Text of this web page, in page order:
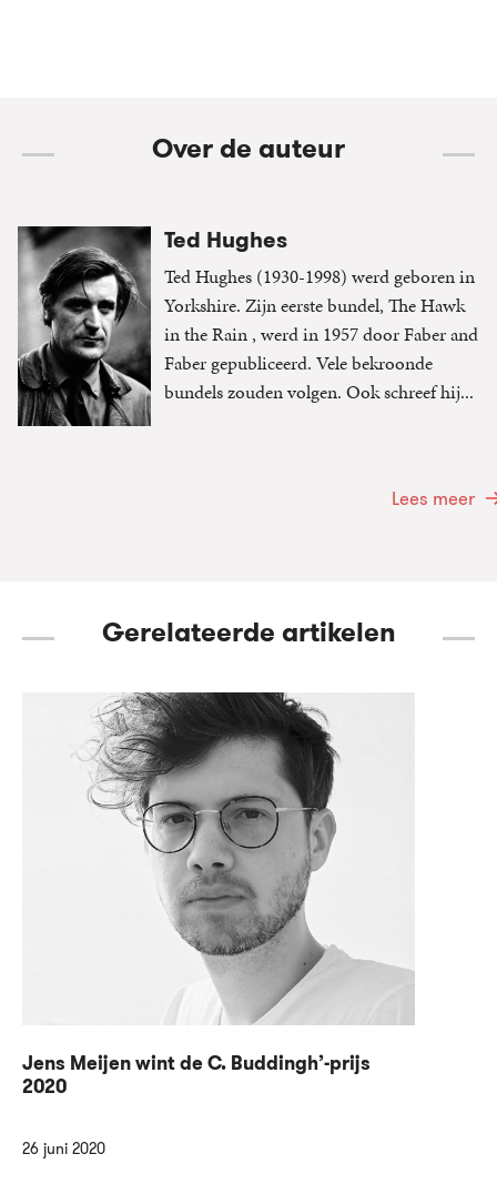
Over de auteur
Ted Hughes
Ted Hughes (1930-1998) werd geboren in
Yorkshire. Zijn eerste bundel, The Hawk
in the Rain , werd in 1957 door Faber and
Faber gepubliceerd. Vele bekroonde
bundels zouden volgen. Ook schreef hij...
Lees meer
Gerelateerde artikelen
26 juni 2020
Jens Meijen wint de C. Buddingh’-prijs
2020